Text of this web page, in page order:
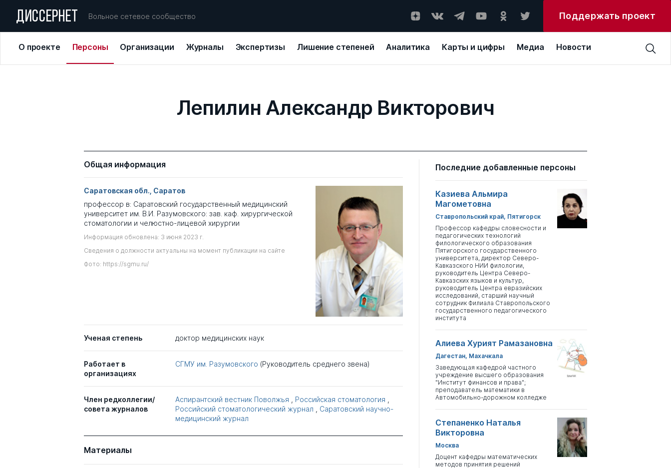
ДИССЕРНЕТ Вольное сетевое сообщество Поддержать проект
О проекте Персоны Организации Журналы Экспертизы Лишение степеней Аналитика Карты и цифры Медиа Новости
Лепилин Александр Викторович
Общая информация
Саратовская обл., Саратов
профессор в: Саратовский государственный медицинский
университет им. В.И. Разумовского: зав. каф. хирургической
стоматологии и челюстно-лицевой хирургии
Информация обновлена: 3 июня 2023 г.
Сведения о должности актуальны на момент публикации на сайте
Фото: https://sgmu.ru/
Ученая степень доктор медицинских наук
Работает в
организациях
СГМУ им. Разумовского (Руководитель среднего звена)
Член редколлегии/
совета журналов
Аспирантский вестник Поволжья Российская стоматология
Российский стоматологический журнал
Саратовский научно-
медицинский журнал
Материалы
Последние добавленные персоны
Казиева Альмира
Магометовна
Ставропольский край, Пятигорск
Профессор кафедры словесности и
педагогических технологий
филологического образования
Пятигорского государственного
университета, директор Северо-
Кавказского НИИ филологии,
руководитель Центра Северо-
Кавказских языков и культур,
руководитель Центра евразийских
исследований, старший научный
сотрудник Филиала Ставропольского
государственного педагогического
института
Алиева Хурият Рамазановна
Дагестан, Махачкала
Заведующая кафедрой частного
учреждение высшего образования
"Институт финансов и права";
преподаватель математики в
Автомобильно-дорожном колледже
Степаненко Наталья
Викторовна
Москва
Доцент кафедры математических
методов принятия решений